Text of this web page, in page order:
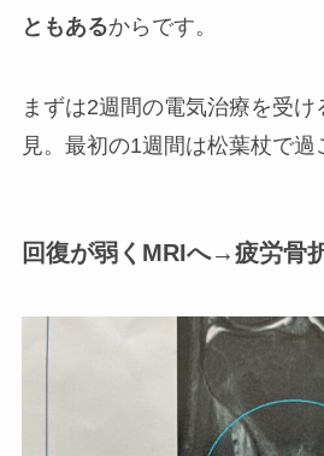
ともあるからです。
まずは2週間の電気治療を受
見。最初の1週間は松葉杖で過
回復が弱くMRIへ→疲労骨